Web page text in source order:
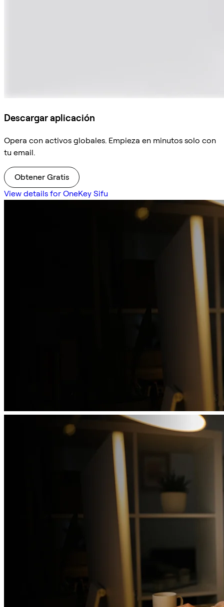
Descargar aplicación
Opera con activos globales. Empieza en minutos solo con
tu email.
Obtener Gratis
View details for OneKey Sifu